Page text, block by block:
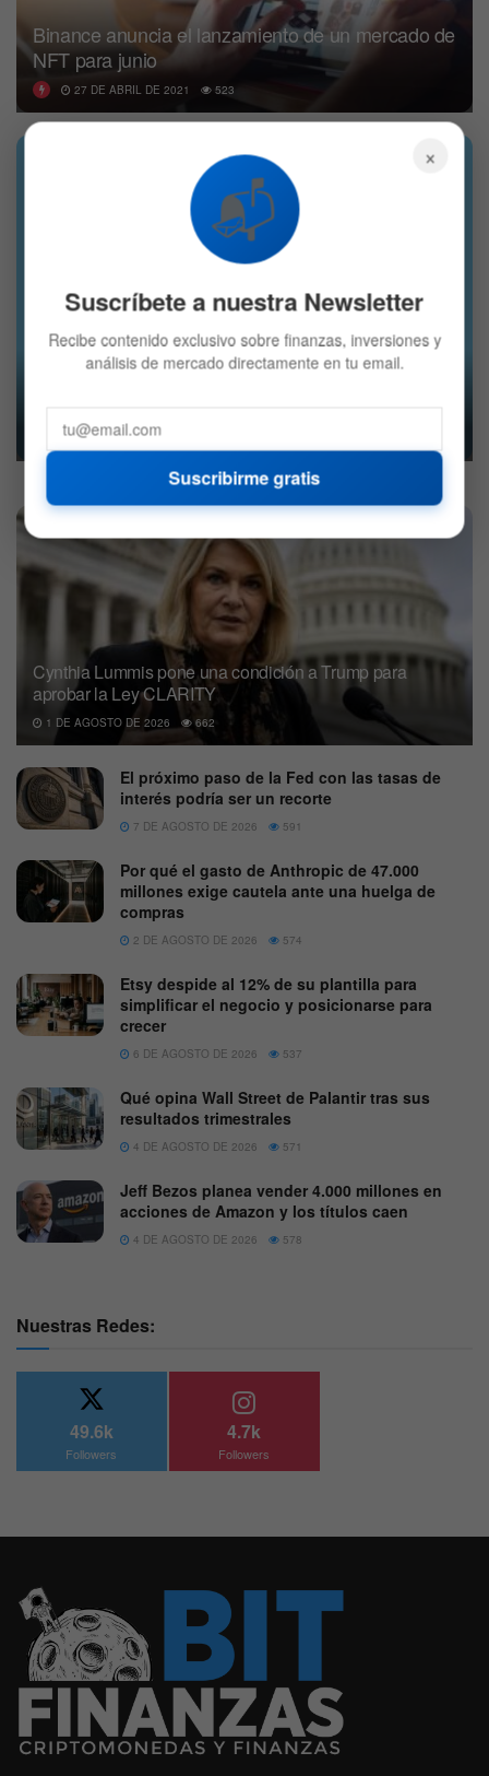
Binance anuncia el lanzamiento de un mercado de
NFT para junio
27 DE ABRIL DE 2021 523
6 DE ENERO DE 2021
Cynthia Lummis pone una condición a Trump para
aprobar la Ley CLARITY
1 DE AGOSTO DE 2026 662
El próximo paso de la Fed con las tasas de
interés podría ser un recorte
7 DE AGOSTO DE 2026 591
Por qué el gasto de Anthropic de 47.000
millones exige cautela ante una huelga de
compras
2 DE AGOSTO DE 2026 574
Etsy despide al 12% de su plantilla para
simplificar el negocio y posicionarse para
crecer
6 DE AGOSTO DE 2026 537
Qué opina Wall Street de Palantir tras sus
resultados trimestrales
4 DE AGOSTO DE 2026 571
Jeff Bezos planea vender 4.000 millones en
acciones de Amazon y los títulos caen
4 DE AGOSTO DE 2026 578
Nuestras Redes:
49.6k
Followers
4.7k
Followers
×
📬
Suscríbete a nuestra Newsletter
Recibe contenido exclusivo sobre finanzas, inversiones y
análisis de mercado directamente en tu email.
Suscribirme gratis